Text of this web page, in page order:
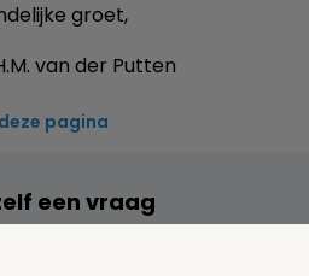
groet,
van der Putten
pagina
een vraag